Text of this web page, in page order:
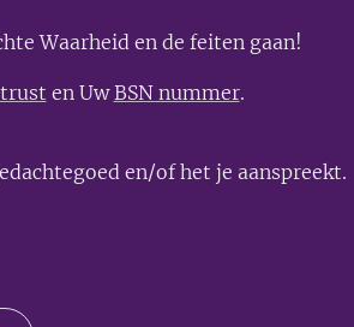
Waarheid en de feiten gaan!
en UwBSN nummer.
en/of het je aanspreekt.